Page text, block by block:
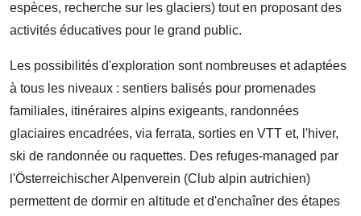
espèces, recherche sur les glaciers) tout en proposant des
activités éducatives pour le grand public.
Les possibilités d'exploration sont nombreuses et adaptées
à tous les niveaux : sentiers balisés pour promenades
familiales, itinéraires alpins exigeants, randonnées
glaciaires encadrées, via ferrata, sorties en VTT et, l'hiver,
ski de randonnée ou raquettes. Des refuges-managed par
l'Österreichischer Alpenverein (Club alpin autrichien)
permettent de dormir en altitude et d'enchaîner des étapes